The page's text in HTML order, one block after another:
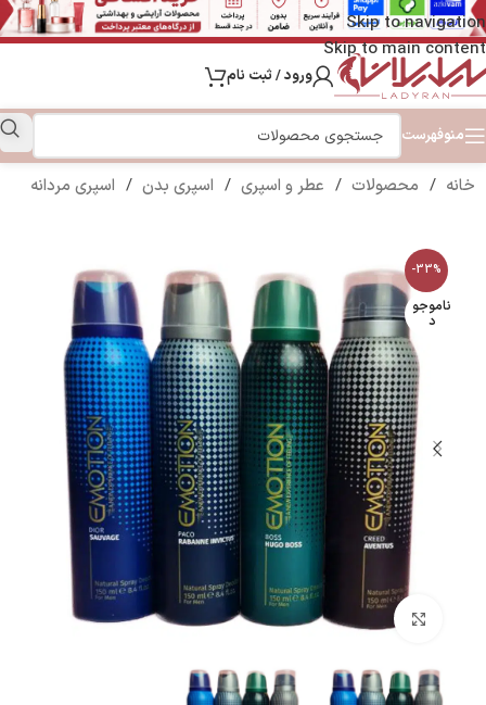
Skip to navigation
Skip to main content
ورود / ثبت نام
منوفهرست
خانه / محصولات / عطر و اسپری / اسپری بدن / اسپری مردانه
-33%
ناموجو
د
بزرگنمایی تصویر